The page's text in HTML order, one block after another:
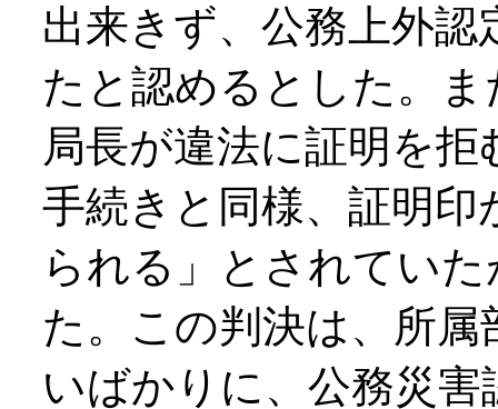
出来きず、公務上外
たと認めるとした。
局長が違法に証明を
手続きと同様、証明
られる」とされてい
た。この判決は、所
いばかりに、公務災